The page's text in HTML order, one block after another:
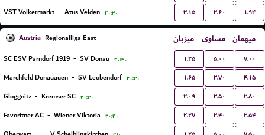
VST Volkermarkt - Atus Velden ۲۰:۳۰ ۳.۱۵ ۳.۶۰ ۱.۹۴
Austria Regionalliga East میزبان مساوی میهمان
SC ESV Parndorf 1919 - SV Donau ۲۰:۳۰ ۱.۲۵ ۵.۰۰ ۷.۰۰
Marchfeld Donauauen - SV Leobendorf ۲۰:۳۰ ۱.۶۵ ۳.۷۰ ۴.۱۵
Gloggnitz - Kremser SC ۲۰:۳۰ ۲.۰۹ ۳.۵۰ ۲.۸۰
Favoritner AC - Wiener Viktoria ۲۰:۴۰ ۲.۲۷ ۳.۴۰ ۲.۵۴